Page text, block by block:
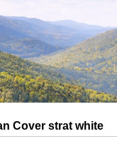
Cover strat white